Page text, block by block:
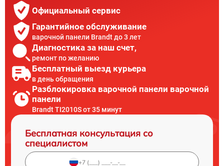
Официальный сервис
Гарантийное обслуживание
варочной панели Brandt до 3 лет
Диагностика за наш счет,
ремонт по желанию
Бесплатный выезд курьера
в день обращения
Разблокировка варочной панели варочной
панели
Brandt TI2010S от 35 минут
Бесплатная консультация со
специалистом